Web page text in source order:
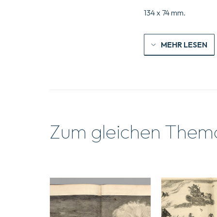
134 x 74 mm.
MEHR LESEN
Zum gleichen